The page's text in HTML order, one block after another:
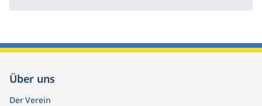
Über uns
Der Verein